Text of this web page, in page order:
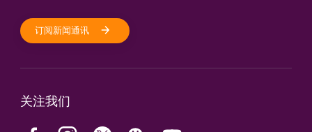
订阅新闻通讯
关注我们